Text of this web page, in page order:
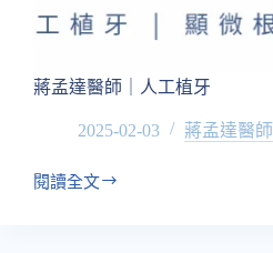
蔣孟達醫師｜人工植牙
2025-02-03 蔣孟達醫師
閱讀全文
蔣